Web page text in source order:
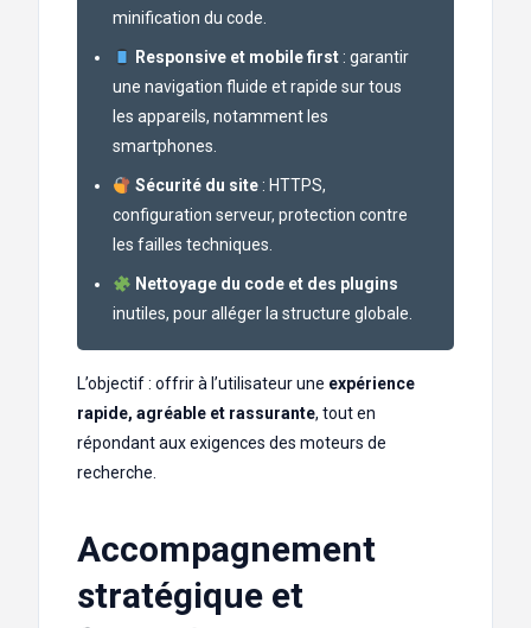
minification du code.
Responsive et mobile first: garantir
une navigation fluide et rapide sur tous
les appareils, notamment les
smartphones.
Sécurité du site: HTTPS,
configuration serveur, protection contre
les failles techniques.
Nettoyage du code et des plugins
inutiles, pour alléger la structure globale.
L’objectif : offrir à l’utilisateur une expérience
rapide, agréable et rassurante, tout en
répondant aux exigences des moteurs de
recherche.
Accompagnement
stratégique et